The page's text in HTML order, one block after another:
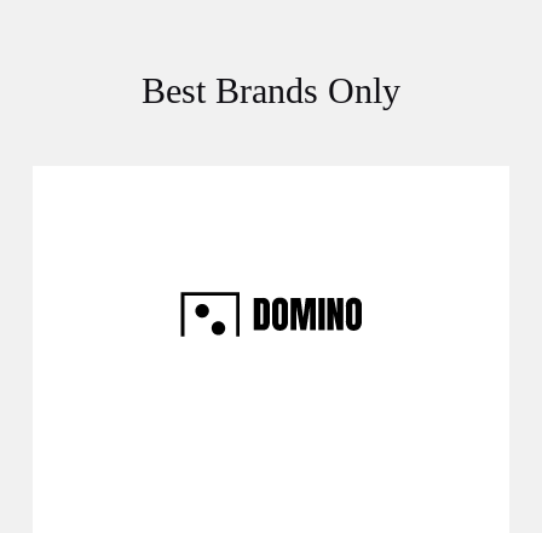
Best Brands Only